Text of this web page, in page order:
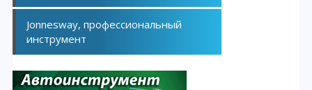
Jonnesway, профессиональный
инструмент